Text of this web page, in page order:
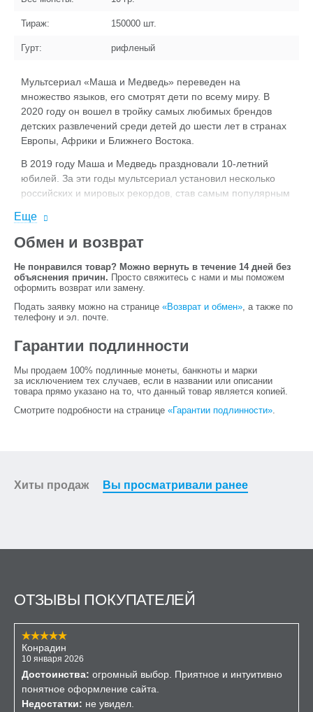
Тираж: 150000 шт.
Гурт: рифленый
Мультсериал «Маша и Медведь» переведен на
множество языков, его смотрят дети по всему миру. В
2020 году он вошел в тройку самых любимых брендов
детских развлечений среди детей до шести лет в странах
Европы, Африки и Ближнего Востока.
В 2019 году Маша и Медведь праздновали 10-летний
юбилей. За эти годы мультсериал установил несколько
российских и мировых рекордов, став самым популярным
Еще
Обмен и возврат
Не понравился товар? Можно вернуть в течение 14 дней без
объяснения причин. Просто свяжитесь с нами и мы поможем
оформить возврат или замену.
Подать заявку можно на странице «Возврат и обмен», а также по
телефону и эл. почте.
Гарантии подлинности
Мы продаем 100% подлинные монеты, банкноты и марки
за исключением тех случаев, если в названии или описании
товара прямо указано на то, что данный товар является копией.
Смотрите подробности на странице «Гарантии подлинности».
Хиты продаж Вы просматривали ранее
ОТЗЫВЫ ПОКУПАТЕЛЕЙ
Конрадин
10 января 2026
Достоинства: огромный выбор. Приятное и интуитивно
понятное оформление сайта.
Недостатки: не увидел.